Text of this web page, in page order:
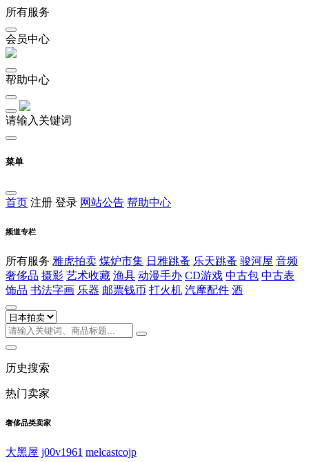
所有服务
会员中心
帮助中心
请输入关键词
菜单
首页 注册 登录 网站公告 帮助中心
频道专栏
所有服务 雅虎拍卖 煤炉市集 日雅跳蚤 乐天跳蚤 骏河屋 音频
奢侈品 摄影 艺术收藏 渔具 动漫手办 CD游戏 中古包 中古表
饰品 书法字画 乐器 邮票钱币 打火机 汽摩配件 酒
历史搜索
热门卖家
奢侈品类卖家
大黑屋 j00v1961 melcastcojp